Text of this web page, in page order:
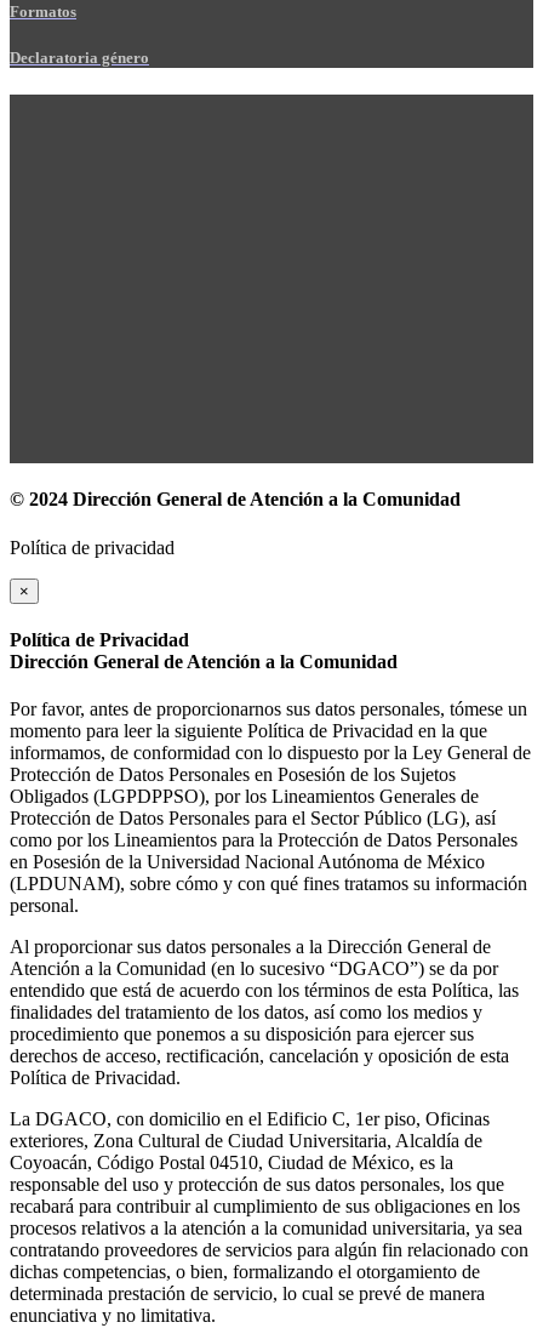
Formatos
Declaratoria género
© 2024 Dirección General de Atención a la Comunidad
Política de privacidad
×
Política de Privacidad
Dirección General de Atención a la Comunidad
Por favor, antes de proporcionarnos sus datos personales, tómese un
momento para leer la siguiente Política de Privacidad en la que
informamos, de conformidad con lo dispuesto por la Ley General de
Protección de Datos Personales en Posesión de los Sujetos
Obligados (LGPDPPSO), por los Lineamientos Generales de
Protección de Datos Personales para el Sector Público (LG), así
como por los Lineamientos para la Protección de Datos Personales
en Posesión de la Universidad Nacional Autónoma de México
(LPDUNAM), sobre cómo y con qué fines tratamos su información
personal.
Al proporcionar sus datos personales a la Dirección General de
Atención a la Comunidad (en lo sucesivo “DGACO”) se da por
entendido que está de acuerdo con los términos de esta Política, las
finalidades del tratamiento de los datos, así como los medios y
procedimiento que ponemos a su disposición para ejercer sus
derechos de acceso, rectificación, cancelación y oposición de esta
Política de Privacidad.
La DGACO, con domicilio en el Edificio C, 1er piso, Oficinas
exteriores, Zona Cultural de Ciudad Universitaria, Alcaldía de
Coyoacán, Código Postal 04510, Ciudad de México, es la
responsable del uso y protección de sus datos personales, los que
recabará para contribuir al cumplimiento de sus obligaciones en los
procesos relativos a la atención a la comunidad universitaria, ya sea
contratando proveedores de servicios para algún fin relacionado con
dichas competencias, o bien, formalizando el otorgamiento de
determinada prestación de servicio, lo cual se prevé de manera
enunciativa y no limitativa.